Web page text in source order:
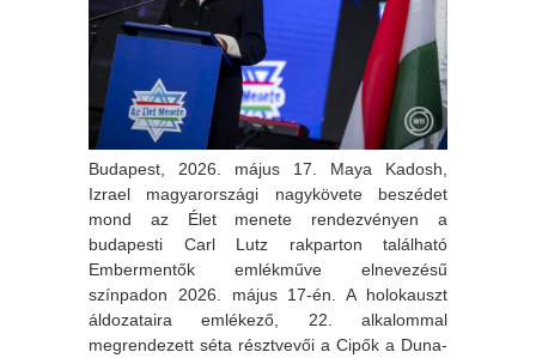
Budapest, 2026. május 17. Maya Kadosh,
Izrael magyarországi nagykövete beszédet
mond az Élet menete rendezvényen a
budapesti Carl Lutz rakparton található
Embermentők emlékműve elnevezésű
színpadon 2026. május 17-én. A holokauszt
áldozataira emlékező, 22. alkalommal
megrendezett séta résztvevői a Cipők a Duna-